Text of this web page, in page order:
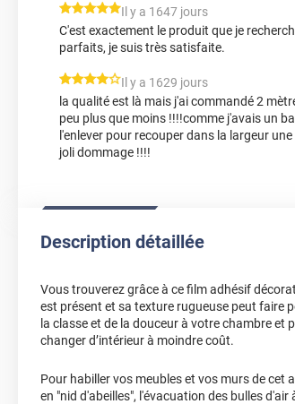
*****
Il y a 1647 jours
C'est exactement le produit que je
parfaits, je suis très satisfaite.
*****Il y a 1629 jours
la qualité est là mais j'ai commandé 2
peu plus que moins !!!!comme j'avais un
l'enlever pour recouper dans la largeur
joli dommage !!!!
Description détaillée
Vous trouverez grâce à ce film adhésif
est présent et sa texture rugueuse peut faire
la classe et de la douceur à votre chambre et
changer d’intérieur à moindre coût.
Pour habiller vos meubles et vos murs de cet
en "nid d'abeilles", l'évacuation des bulles